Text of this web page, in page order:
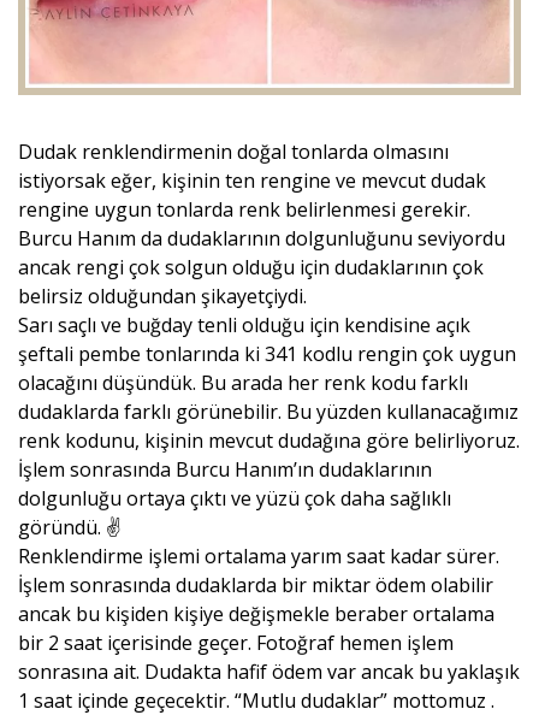
Dudak renklendirmenin doğal tonlarda olmasını
istiyorsak eğer, kişinin ten rengine ve mevcut dudak
rengine uygun tonlarda renk belirlenmesi gerekir.
Burcu Hanım da dudaklarının dolgunluğunu seviyordu
ancak rengi çok solgun olduğu için dudaklarının çok
belirsiz olduğundan şikayetçiydi.
Sarı saçlı ve buğday tenli olduğu için kendisine açık
şeftali pembe tonlarında ki 341 kodlu rengin çok uygun
olacağını düşündük. Bu arada her renk kodu farklı
dudaklarda farklı görünebilir. Bu yüzden kullanacağımız
renk kodunu, kişinin mevcut dudağına göre belirliyoruz.
İşlem sonrasında Burcu Hanım’ın dudaklarının
dolgunluğu ortaya çıktı ve yüzü çok daha sağlıklı
göründü. ✌️
Renklendirme işlemi ortalama yarım saat kadar sürer.
İşlem sonrasında dudaklarda bir miktar ödem olabilir
ancak bu kişiden kişiye değişmekle beraber ortalama
bir 2 saat içerisinde geçer. Fotoğraf hemen işlem
sonrasına ait. Dudakta hafif ödem var ancak bu yaklaşık
1 saat içinde geçecektir. “Mutlu dudaklar” mottomuz .